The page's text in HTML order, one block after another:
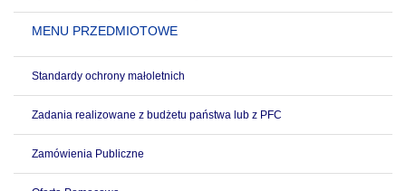
MENU PRZEDMIOTOWE
Standardy ochrony małoletnich
Zadania realizowane z budżetu państwa lub z PFC
Zamówienia Publiczne